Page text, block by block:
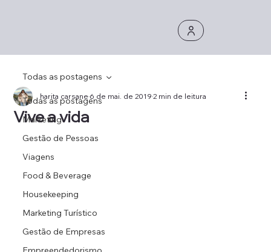
Todas as postagens
Marketing
Gestão de Pessoas
Viagens
Food & Beverage
Housekeeping
Marketing Turístico
Gestão de Empresas
Todas as postagens
Vive a vida
harita carsane6 de mai. de 20192 min de leitura